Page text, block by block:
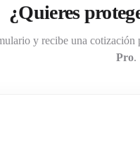
¿Quieres
y recibe una cotización
Pro.